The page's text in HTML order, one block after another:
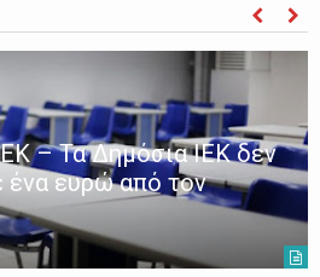
– Τα Δημόσια ΙΕΚ δεν
ένα ευρώ από τον